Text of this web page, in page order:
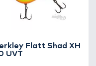
Flatt Shad XH
UVT